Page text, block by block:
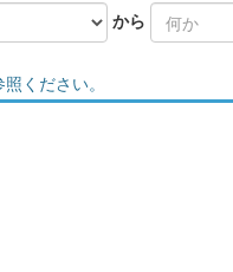
から
ください。